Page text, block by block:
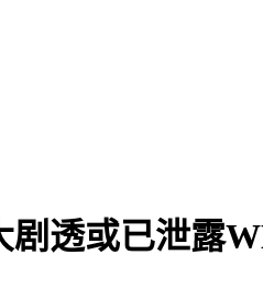
剧透或已泄露